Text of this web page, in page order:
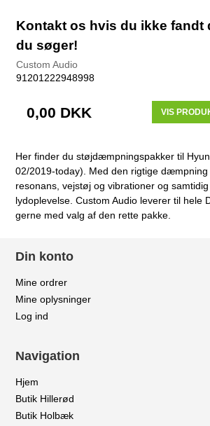
Kontakt os hvis du ikke fandt
du søger!
Custom Audio
91201222948998
0,00 DKK VIS
Her finder du støjdæmpningspakker til
02/2019-today). Med den rigtige
resonans, vejstøj og vibrationer og
lydoplevelse. Custom Audio leverer til hele
gerne med valg af den rette pakke.
Din konto
Mine ordrer
Mine oplysninger
Log ind
Navigation
Hjem
Butik Hillerød
Butik Holbæk